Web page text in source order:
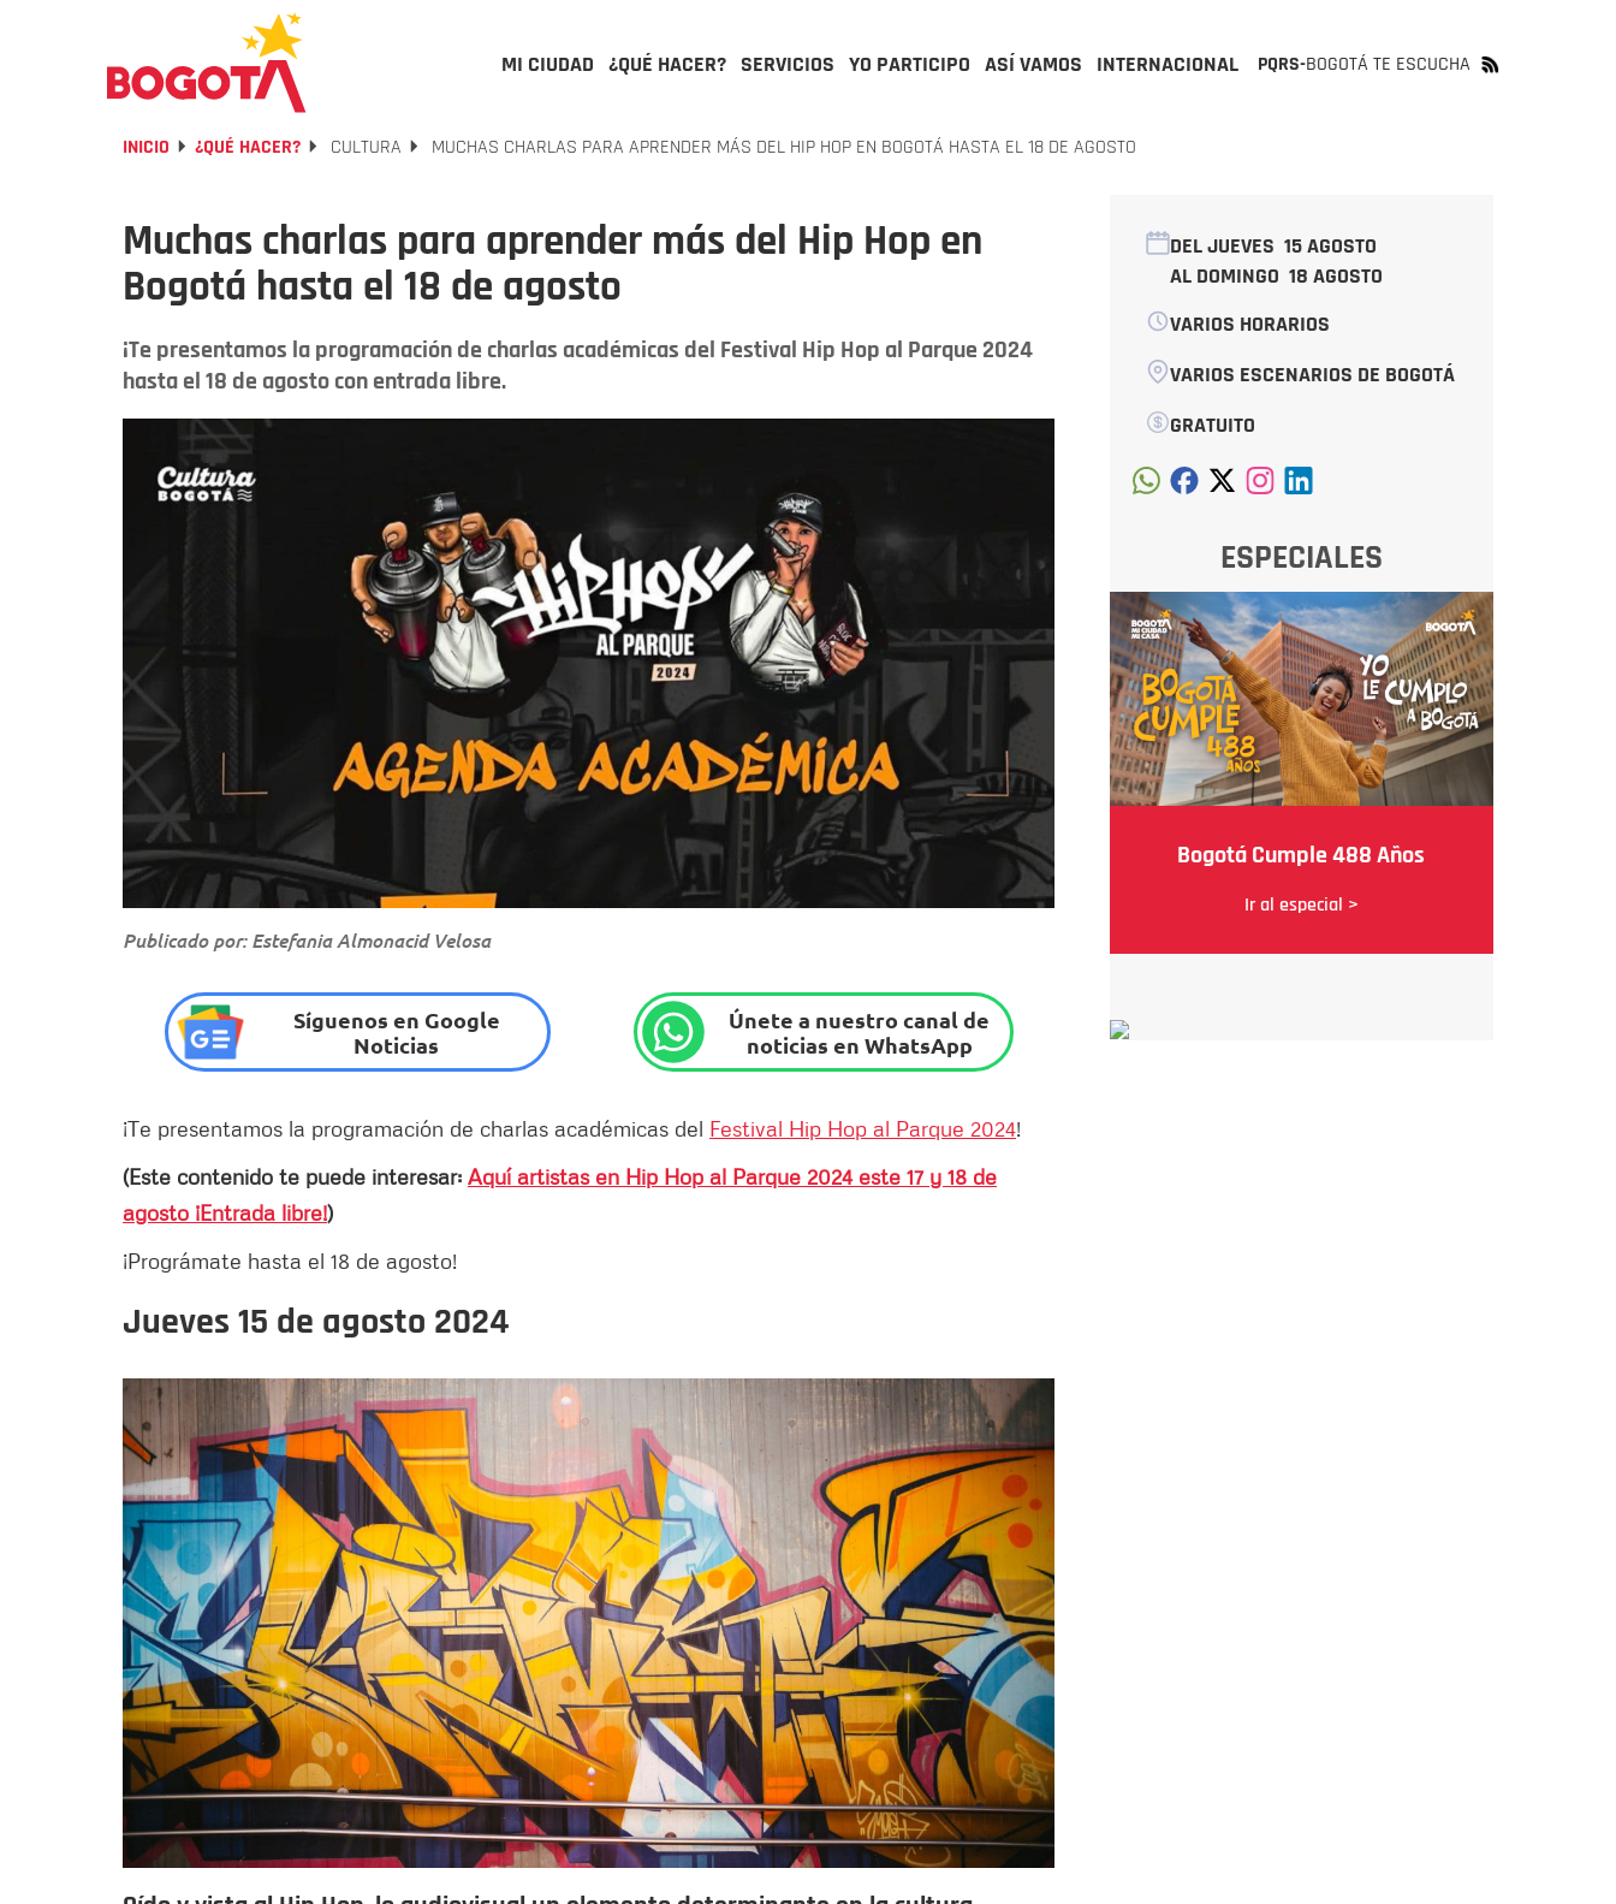
MI CIUDAD ¿QUÉ HACER? SERVICIOS YO PARTICIPO ASÍ VAMOS INTERNACIONAL PQRS-BOGOTÁ TE ESCUCHA
INICIO ¿QUÉ HACER? CULTURA MUCHAS CHARLAS PARA APRENDER MÁS DEL HIP HOP EN BOGOTÁ HASTA EL 18 DE AGOSTO
Muchas charlas para aprender más del Hip Hop en
Bogotá hasta el 18 de agosto
¡Te presentamos la programación de charlas académicas del Festival Hip Hop al Parque 2024
hasta el 18 de agosto con entrada libre.
Publicado por: Estefania Almonacid Velosa
Síguenos en Google
Noticias
Únete a nuestro canal de
noticias en WhatsApp
¡Te presentamos la programación de charlas académicas del Festival Hip Hop al Parque 2024!
(Este contenido te puede interesar: Aquí artistas en Hip Hop al Parque 2024 este 17 y 18 de
agosto ¡Entrada libre!)
¡Prográmate hasta el 18 de agosto!
Jueves 15 de agosto 2024
DEL JUEVES 15 AGOSTO
AL DOMINGO 18 AGOSTO
VARIOS HORARIOS
VARIOS ESCENARIOS DE BOGOTÁ
GRATUITO
ESPECIALES
Bogotá Cumple 488 Años
Ir al especial >